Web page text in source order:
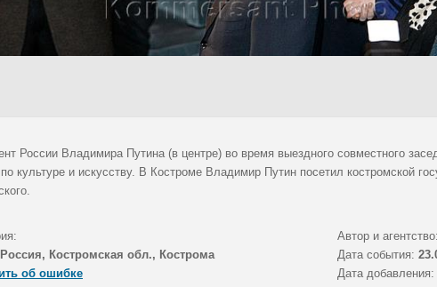
России Владимира Путина (в центре) во время выездного совместного
культуре и искусству. В Костроме Владимир Путин посетил костромской
Автор и агентство:
Россия, Костромская обл., Кострома Дата события:
об ошибке
Дата добавления: